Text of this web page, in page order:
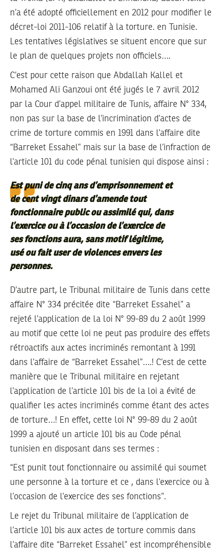
n’a été adopté officiellement en 2012 pour modifier le
décret-loi 2011-106 relatif à la torture. en Tunisie.
Les tentatives législatives se situent encore que sur
le plan de quelques projets non officiels….
C’est pour cette raison que Abdallah Kallel et
Mohamed Ali Ganzoui ont été jugés le 7 avril 2012
par la Cour d’appel militaire de Tunis, affaire N° 334,
non pas sur la base de l’incrimination d’actes de
crime de torture commis en 1991 dans l’affaire dite
“Barreket Essahel” mais sur la base de l’infraction de
l’article 101 du code pénal tunisien qui dispose ainsi :
Est puni de cinq ans d’emprisonnement et
de cent vingt dinars d’amende tout
fonctionnaire public ou assimilé qui, dans
l’exercice ou à l’occasion de l’exercice de
ses fonctions aura, sans motif légitime,
usé ou fait user de violences envers les
personnes.
D’autre part, le Tribunal militaire de Tunis dans cette
affaire N° 334 précitée dite “Barreket Essahel” a
rejeté l’application de la loi N° 99-89 du 2 août 1999
au motif que cette loi ne peut pas produire des effets
rétroactifs aux actes incriminés remontant à 1991
dans l’affaire de “Barreket Essahel”….! C’est de cette
manière que le Tribunal militaire en rejetant
l’application de l’article 101 bis de la loi a évité de
qualifier les actes incriminés comme étant des actes
de torture…! En effet, cette loi N° 99-89 du 2 août
1999 a ajouté un article 101 bis au Code pénal
tunisien en disposant dans ses termes :
“Est punit tout fonctionnaire ou assimilé qui soumet
une personne à la torture et ce , dans l’exercice ou à
l’occasion de l’exercice des ses fonctions”.
Le rejet du Tribunal militaire de l’application de
l’article 101 bis aux actes de torture commis dans
l’affaire dite “Barreket Essahel” est incompréhensible